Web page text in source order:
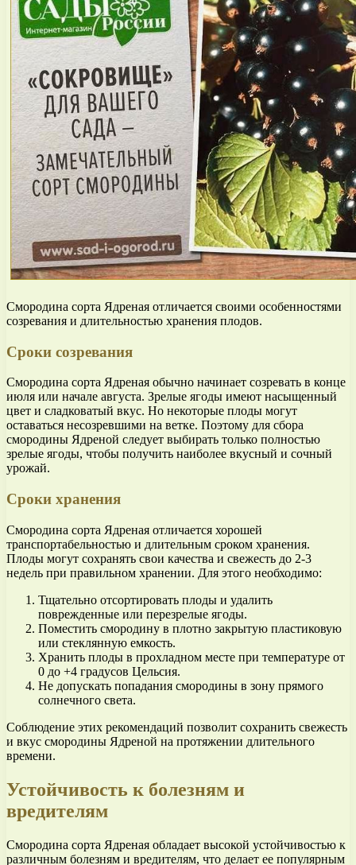
Смородина сорта Ядреная отличается своими особенностями
созревания и длительностью хранения плодов.
Сроки созревания
Смородина сорта Ядреная обычно начинает созревать в конце
июля или начале августа. Зрелые ягоды имеют насыщенный
цвет и сладковатый вкус. Но некоторые плоды могут
оставаться несозревшими на ветке. Поэтому для сбора
смородины Ядреной следует выбирать только полностью
зрелые ягоды, чтобы получить наиболее вкусный и сочный
урожай.
Сроки хранения
Смородина сорта Ядреная отличается хорошей
транспортабельностью и длительным сроком хранения.
Плоды могут сохранять свои качества и свежесть до 2-3
недель при правильном хранении. Для этого необходимо:
Тщательно отсортировать плоды и удалить
поврежденные или перезрелые ягоды.
Поместить смородину в плотно закрытую пластиковую
или стеклянную емкость.
Хранить плоды в прохладном месте при температуре от
0 до +4 градусов Цельсия.
Не допускать попадания смородины в зону прямого
солнечного света.
Соблюдение этих рекомендаций позволит сохранить свежесть
и вкус смородины Ядреной на протяжении длительного
времени.
Устойчивость к болезням и
вредителям
Смородина сорта Ядреная обладает высокой устойчивостью к
различным болезням и вредителям, что делает ее популярным